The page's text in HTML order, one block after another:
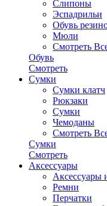
Слипоны
Эспадрильи
Обувь
Мюли
Смотреть
Обувь
Смотреть
Сумки
Сумки клатч
Рюкзаки
Сумки
Чемоданы
Смотреть
Сумки
Смотреть
Аксессуары
Аксессуары
Ремни
Перчатки